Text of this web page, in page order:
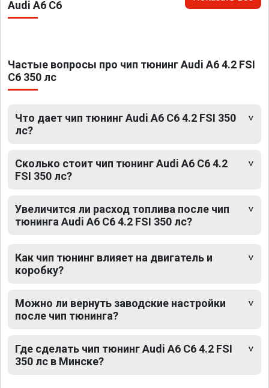
Audi A6 C6
Частые вопросы про чип тюнинг Audi A6 4.2 FSI
C6 350 лс
Что дает чип тюнинг Audi A6 C6 4.2 FSI 350
лс?
Сколько стоит чип тюнинг Audi A6 C6 4.2
FSI 350 лс?
Увеличится ли расход топлива после чип
тюнинга Audi A6 C6 4.2 FSI 350 лс?
Как чип тюнинг влияет на двигатель и
коробку?
Можно ли вернуть заводские настройки
после чип тюнинга?
Где сделать чип тюнинг Audi A6 C6 4.2 FSI
350 лс в Минске?